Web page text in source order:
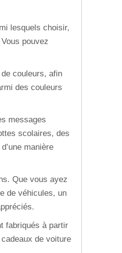
lesquels choisir,
pouvez
couleurs, afin
des couleurs
messages
scolaires, des
manière
Que vous ayez
de véhicules, un
fabriqués à partir
de voiture